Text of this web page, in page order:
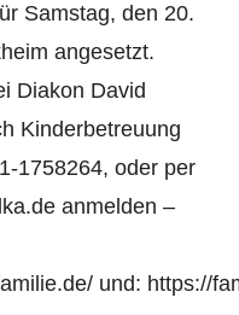
Samstag, den 20.
angesetzt.
Diakon David
Kinderbetreuung
1758264, oder per
anmelden –
und: https://